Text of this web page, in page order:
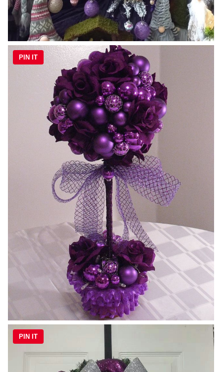
PIN IT
PIN IT